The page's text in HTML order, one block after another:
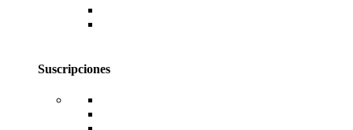
Suscripciones